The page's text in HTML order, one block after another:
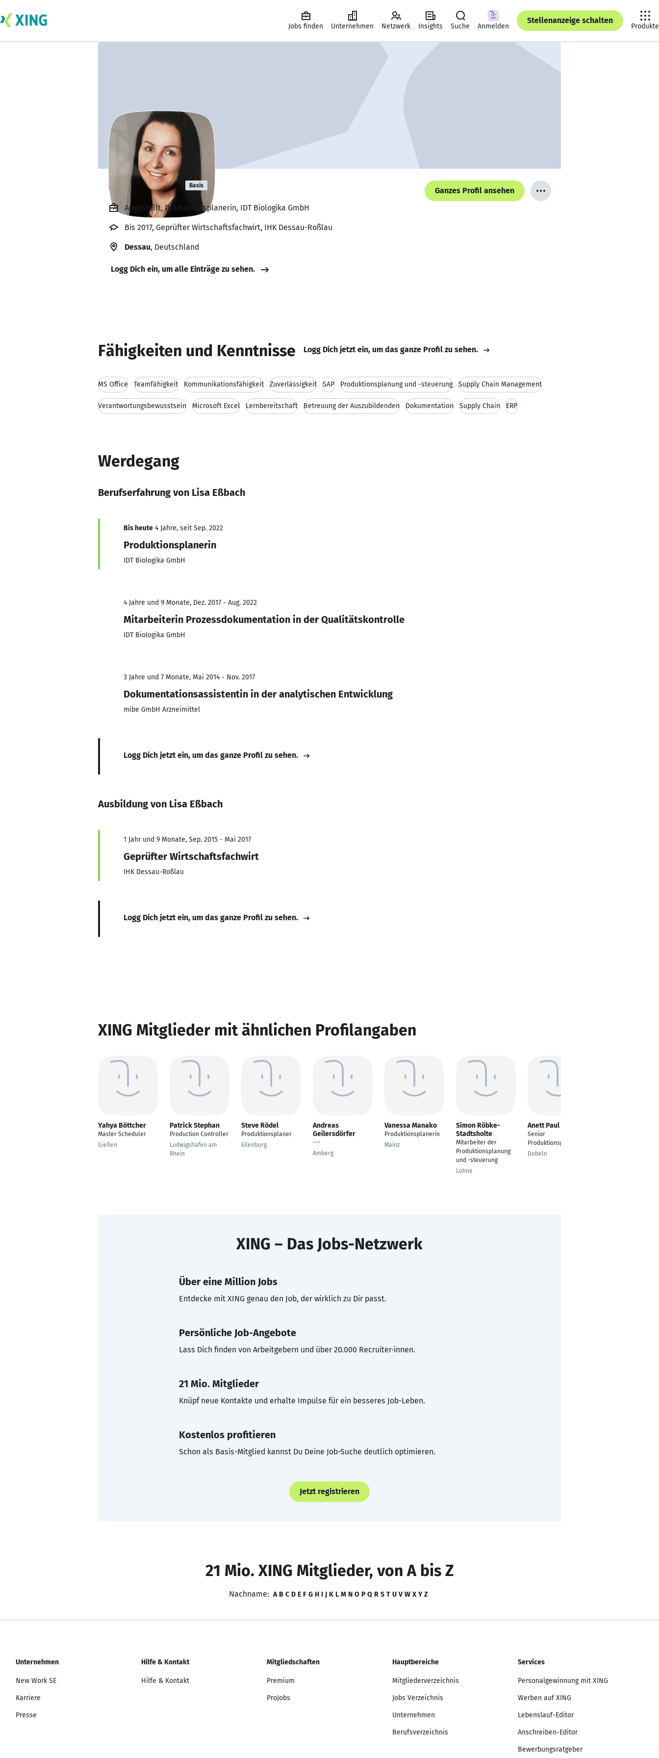
Jobs finden Unternehmen Netzwerk Insights Suche Anmelden
Stellenanzeige schalten
Produkte
Lisa Eßbach Basis
Ganzes Profil ansehen
Angestellt, Produktionsplanerin, IDT Biologika GmbH
Bis 2017, Geprüfter Wirtschaftsfachwirt, IHK Dessau-Roßlau
Dessau, Deutschland
Logg Dich ein, um alle Einträge zu sehen.
Fähigkeiten und Kenntnisse Logg Dich jetzt ein, um das ganze Profil zu sehen.
MS Office Teamfähigkeit Kommunikationsfähigkeit Zuverlässigkeit SAP Produktionsplanung und -steuerung Supply Chain Management
Verantwortungsbewusstsein Microsoft Excel Lernbereitschaft Betreuung der Auszubildenden Dokumentation Supply Chain ERP
Werdegang
Berufserfahrung von Lisa Eßbach
Bis heute 4 Jahre, seit Sep. 2022
Produktionsplanerin
IDT Biologika GmbH
4 Jahre und 9 Monate, Dez. 2017 - Aug. 2022
Mitarbeiterin Prozessdokumentation in der Qualitätskontrolle
IDT Biologika GmbH
3 Jahre und 7 Monate, Mai 2014 - Nov. 2017
Dokumentationsassistentin in der analytischen Entwicklung
mibe GmbH Arzneimittel
Logg Dich jetzt ein, um das ganze Profil zu sehen.
Ausbildung von Lisa Eßbach
1 Jahr und 9 Monate, Sep. 2015 - Mai 2017
Geprüfter Wirtschaftsfachwirt
IHK Dessau-Roßlau
Logg Dich jetzt ein, um das ganze Profil zu sehen.
XING Mitglieder mit ähnlichen Profilangaben
Yahya Böttcher
Master Scheduler
Gießen
Patrick Stephan
Production Controller
Ludwigshafen am
Rhein
Steve Rödel
Produktionsplaner
Eilenburg
Andreas
Geilersdörfer
---
Amberg
Vanessa Manako
Produktionsplanerin
Mainz
Simon Röbke-
Stadtsholte
Mitarbeiter der
Produktionsplanung
und -steuerung
Lohne
Anett Paul
Senior
Produktionsplaner
Dobeln
XING – Das Jobs-Netzwerk
Über eine Million Jobs
Entdecke mit XING genau den Job, der wirklich zu Dir passt.
Persönliche Job-Angebote
Lass Dich finden von Arbeitgebern und über 20.000 Recruiter·innen.
21 Mio. Mitglieder
Knüpf neue Kontakte und erhalte Impulse für ein besseres Job-Leben.
Kostenlos profitieren
Schon als Basis-Mitglied kannst Du Deine Job-Suche deutlich optimieren.
Jetzt registrieren
21 Mio. XING Mitglieder, von A bis Z
Nachname: A B C D E F G H I J K L M N O P Q R S T U V W X Y Z
Unternehmen
New Work SE
Karriere
Presse
Hilfe & Kontakt
Hilfe & Kontakt
Mitgliedschaften
Premium
ProJobs
Hauptbereiche
Mitgliederverzeichnis
Jobs Verzeichnis
Unternehmen
Berufsverzeichnis
Services
Personalgewinnung mit XING
Werben auf XING
Lebenslauf-Editor
Anschreiben-Editor
Bewerbungsratgeber